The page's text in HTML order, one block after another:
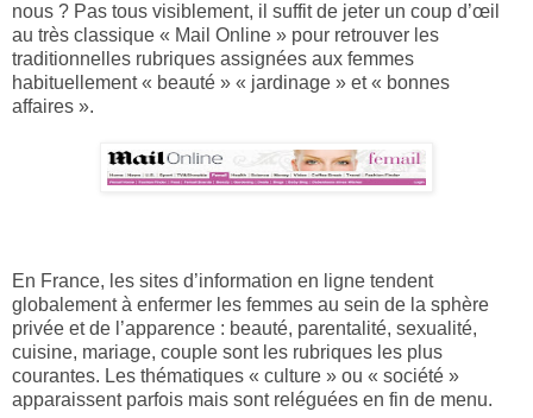
nous ? Pas tous visiblement, il suffit de jeter un coup d’œil
au très classique « Mail Online » pour retrouver les
traditionnelles rubriques assignées aux femmes
habituellement « beauté » « jardinage » et « bonnes
affaires ».
En France, les sites d’information en ligne tendent
globalement à enfermer les femmes au sein de la sphère
privée et de l’apparence : beauté, parentalité, sexualité,
cuisine, mariage, couple sont les rubriques les plus
courantes. Les thématiques « culture » ou « société »
apparaissent parfois mais sont reléguées en fin de menu.